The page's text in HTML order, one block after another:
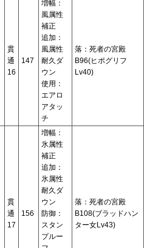
貫
通
16
147
増幅：
風属性
補正
追加：
風属性
耐久ダ
ウン
使用：
エアロ
アタッ
チ
落：死者の宮殿
B96(ヒポグリフ
Lv40)
貫
通
17
156
増幅：
氷属性
補正
追加：
氷属性
耐久ダ
ウン
防御：
スタン
プルー
落：死者の宮殿
B108(ブラッドハン
ター女Lv43)